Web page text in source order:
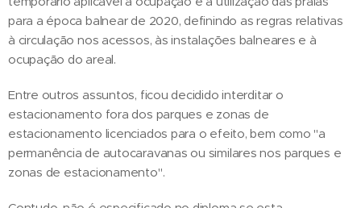
para a época balnear de 2020, definindo as regras relativas
à circulação nos acessos, às instalações balneares e à
ocupação do areal.
Entre outros assuntos, ficou decidido interditar o
estacionamento fora dos parques e zonas de
estacionamento licenciados para o efeito, bem como "a
permanência de autocaravanas ou similares nos parques e
zonas de estacionamento".